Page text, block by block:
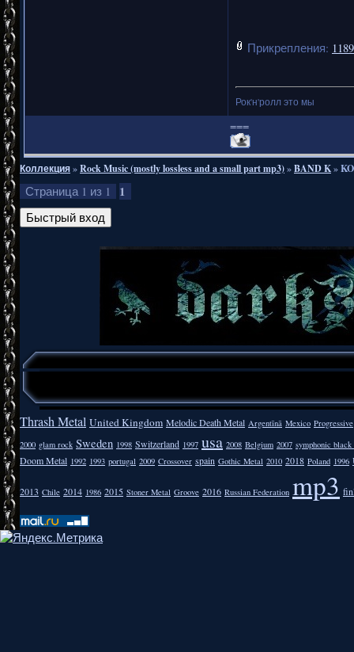
Прикрепления:
Рок'н'ролл это мы
===
Коллекция»Rock Music (mostly lossless and a small part mp3)»BAND K»
Страница 1 из 1 1
Thrash Metal United Kingdom Melodic Death Metal Argentīnā Mexico Progressive
2000 glam rock Sweden 1998 Switzerland 1997 usa 2008 Belgium 2007 symphonic
Doom Metal 1992 1993 portugal 2009 Crossover spain Gothic Metal 2010 2018 Poland 1996
2013 Chile 2014 1986 2015 Stoner Metal Groove 2016 Russian Federation mp3